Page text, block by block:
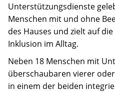
Spenden
Unterstützungsdienste
Menschen mit und ohne
des Hauses und zielt auf
Inklusion im Alltag.
Neben 18 Menschen mit
überschaubaren vierer
in einem der beiden